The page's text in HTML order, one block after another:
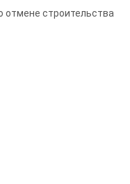
отмене строительства